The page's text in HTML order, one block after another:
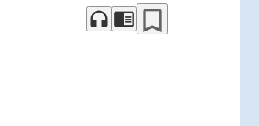
headphones chrome_reader_mode bookmark_border